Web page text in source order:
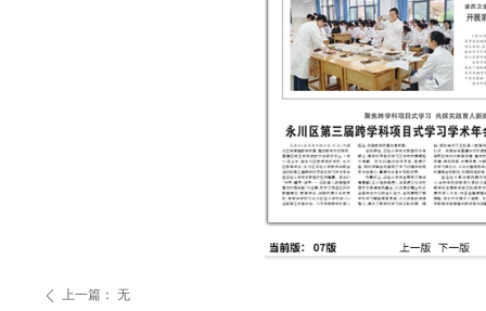
ꄴ 上一篇： 无